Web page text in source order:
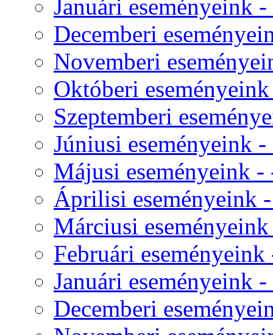
Januári eseményeink
Decemberi
Novemberi
Októberi
Szeptemberi
Júniusi eseményeink
Májusi eseményeink -
Áprilisi eseményeink
Márciusi
Februári
Januári eseményeink
Decemberi